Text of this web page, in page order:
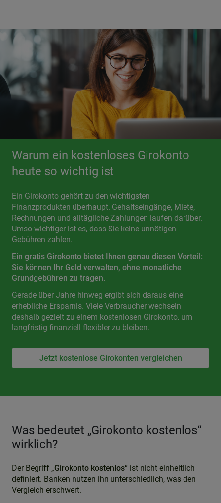
Warum ein kostenloses Girokonto
heute so wichtig ist
Ein Girokonto gehört zu den wichtigsten
Finanzprodukten überhaupt. Gehaltseingänge, Miete,
Rechnungen und alltägliche Zahlungen laufen darüber.
Umso wichtiger ist es, dass Sie keine unnötigen
Gebühren zahlen.
Ein gratis Girokonto bietet Ihnen genau diesen Vorteil:
Sie können Ihr Geld verwalten, ohne monatliche
Grundgebühren zu tragen.
Gerade über Jahre hinweg ergibt sich daraus eine
erhebliche Ersparnis. Viele Verbraucher wechseln
deshalb gezielt zu einem kostenlosen Girokonto, um
langfristig finanziell flexibler zu bleiben.
Jetzt kostenlose Girokonten vergleichen
Was bedeutet „Girokonto kostenlos“
wirklich?
Der Begriff „Girokonto kostenlos“ ist nicht einheitlich
definiert. Banken nutzen ihn unterschiedlich, was den
Vergleich erschwert.